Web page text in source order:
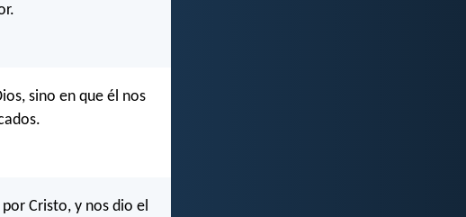
sino en que él nos
Cristo, y nos dio el